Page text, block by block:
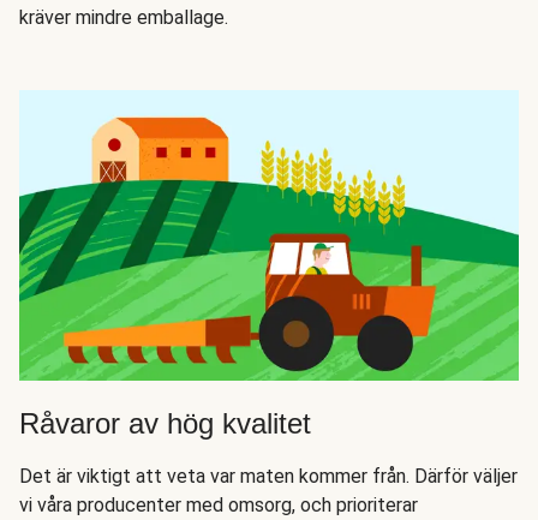
kräver mindre emballage.
Råvaror av hög kvalitet
Det är viktigt att veta var maten kommer från. Därför väljer
vi våra producenter med omsorg, och prioriterar